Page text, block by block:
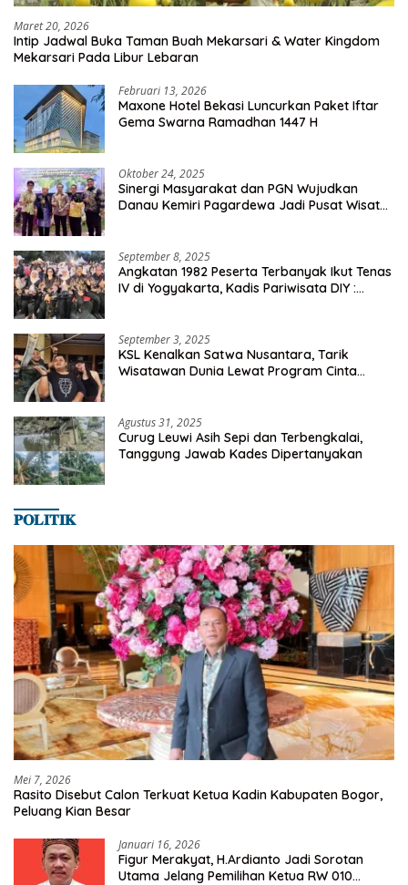
Maret 20, 2026
Intip Jadwal Buka Taman Buah Mekarsari & Water Kingdom
Mekarsari Pada Libur Lebaran
Februari 13, 2026
Maxone Hotel Bekasi Luncurkan Paket Iftar
Gema Swarna Ramadhan 1447 H
Oktober 24, 2025
Sinergi Masyarakat dan PGN Wujudkan
Danau Kemiri Pagardewa Jadi Pusat Wisata
September 8, 2025
Angkatan 1982 Peserta Terbanyak Ikut Tenas
IV di Yogyakarta, Kadis Pariwisata DIY :
September 3, 2025
KSL Kenalkan Satwa Nusantara, Tarik
Wisatawan Dunia Lewat Program Cinta
Agustus 31, 2025
Curug Leuwi Asih Sepi dan Terbengkalai,
Tanggung Jawab Kades Dipertanyakan
𝐏𝐎𝐋𝐈𝐓𝐈𝐊
Mei 7, 2026
Rasito Disebut Calon Terkuat Ketua Kadin Kabupaten Bogor,
Peluang Kian Besar
Januari 16, 2026
Figur Merakyat, H.Ardianto Jadi Sorotan
Utama Jelang Pemilihan Ketua RW 010